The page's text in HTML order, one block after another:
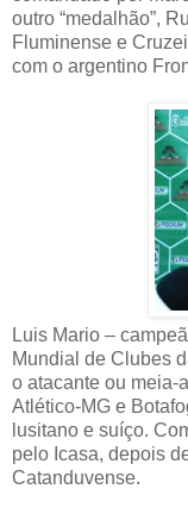
outro “medalhão”,
Fluminense e
com o argentino
Luis Mario –
Mundial de Clubes
o atacante ou meia-
Atlético-MG e
lusitano e suíço.
pelo Icasa, depois
Catanduvense.